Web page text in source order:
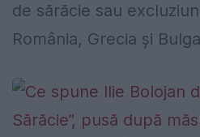
de sărăcie sau
România, Grecia și